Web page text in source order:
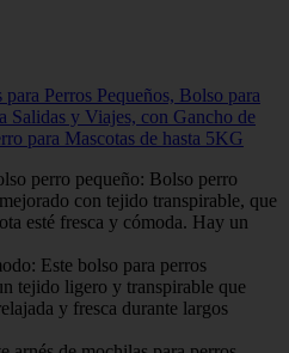
Perros Pequeños, Bolso para
Salidas y Viajes, con Gancho de
para Mascotas de hasta 5KG
perro pequeño: Bolso perro
con tejido transpirable, que
esté fresca y cómoda. Hay un
Este bolso para perros
tejido ligero y transpirable que
y fresca durante largos